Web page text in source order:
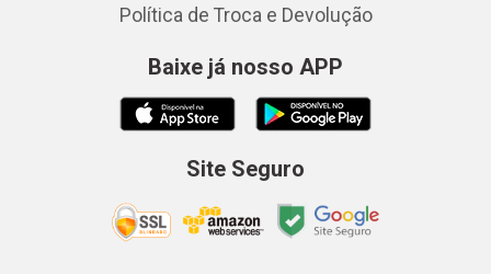
Política de Troca e Devolução
Baixe já nosso APP
Site Seguro